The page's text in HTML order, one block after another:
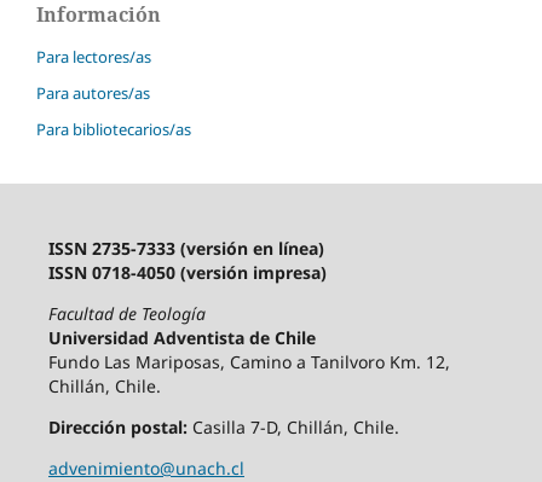
Información
Para lectores/as
Para autores/as
Para bibliotecarios/as
ISSN 2735-7333 (versión en línea)
ISSN 0718-4050 (versión impresa)
Facultad de Teología
Universidad Adventista de Chile
Fundo Las Mariposas, Camino a Tanilvoro Km. 12,
Chillán, Chile.
Dirección postal:Casilla 7-D, Chillán, Chile.
advenimiento@unach.cl